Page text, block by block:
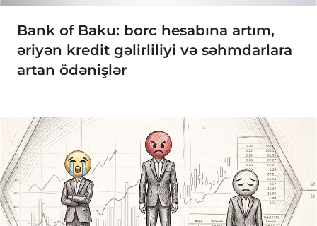
Bank of Baku: borc hesabına artım,
əriyən kredit gəlirliliyi və səhmdarlara
artan ödənişlər